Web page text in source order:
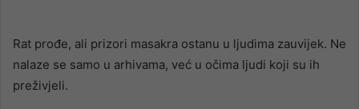
Rat prođe, ali prizori masakra ostanu u ljudima zauvijek. Ne
nalaze se samo u arhivama, već u očima ljudi koji su ih
preživjeli.